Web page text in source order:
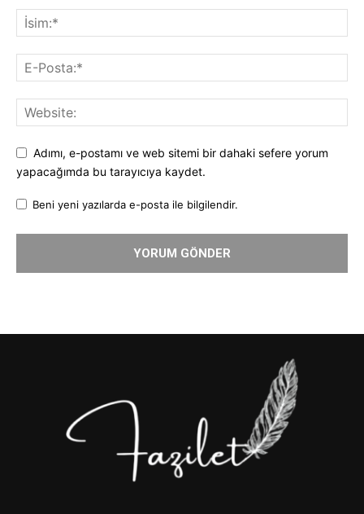
Adımı, e-postamı ve web sitemi bir dahaki sefere yorum
yapacağımda bu tarayıcıya kaydet.
Beni yeni yazılarda e-posta ile bilgilendir.